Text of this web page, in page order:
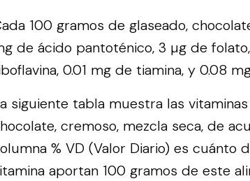
100 gramos de glaseado,
de ácido pantoténico, 3 µg de
0.01 mg de tiamina, y 0.08
siguiente tabla muestra las
cremoso, mezcla seca, de
% VD (Valor Diario) es
aportan 100 gramos de este